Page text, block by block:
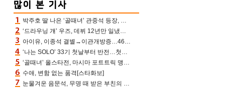
박주호 딸 나은 ‘골때녀’ 관중석 등장, 김민재 복제인간 보고 혼란 [결정적장면]
‘드라우닝 걔’ 우즈, 데뷔 12년만 일냈다…체조경기장 입성 확정
아이유, 이종석 결별→이관개방증…46장 꽉 채운 유애나 ♥ “열심히 사는 중”
‘나는 SOLO’ 33기 첫날부터 반전…첫인상 0표 영호, 호감남 급부상
‘골때녀’ 올스타전, 마시마 포트트릭 맹추격전 5:4 골 잔치 ‘짜릿’ [어제TV]
수애, 변함 없는 품격[스타화보]
눈물겨운 음문석, 무명 때 받은 부친의 전재산→폐암 父 세상 떠나기 전 여행(유퀴즈)[어제TV]